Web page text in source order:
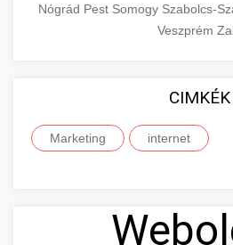
Nógrád Pest Somogy Szabolcs-
Veszprém
CIMKÉK
Marketing internet